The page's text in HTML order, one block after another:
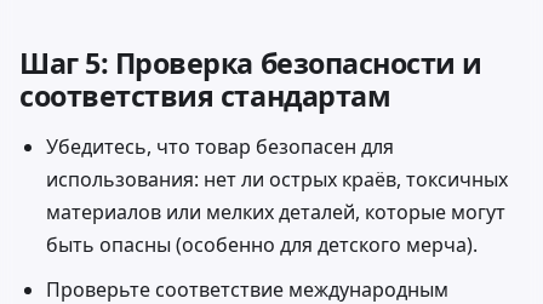
Шаг 5: Проверка безопасности и
соответствия стандартам
Убедитесь, что товар безопасен для
использования: нет ли острых краёв, токсичных
материалов или мелких деталей, которые могут
быть опасны (особенно для детского мерча).
Проверьте соответствие международным